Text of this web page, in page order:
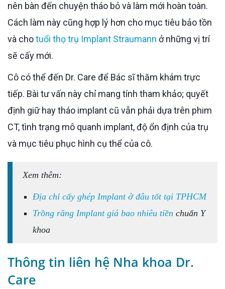
nên bàn đến chuyện tháo bỏ và làm mới hoàn toàn.
Cách làm này cũng hợp lý hơn cho mục tiêu bảo tồn
và chotuổi thọ trụ Implant Straumann ở những vị trí
sẽ cấy mới.
Cô có thể đến Dr. Care để Bác sĩ thăm khám trực
tiếp. Bài tư vấn này chỉ mang tính tham khảo; quyết
định giữ hay tháo implant cũ vẫn phải dựa trên phim
CT, tình trạng mô quanh implant, độ ổn định của trụ
và mục tiêu phục hình cụ thể của cô.
Xem thêm:
Địa chỉ cấy ghép Implant ở đâu tốt tại TPHCM
Trồng răng Implant giá bao nhiêu tiền chuẩn Y
khoa
Thông tin liên hệ Nha khoa Dr.
Care